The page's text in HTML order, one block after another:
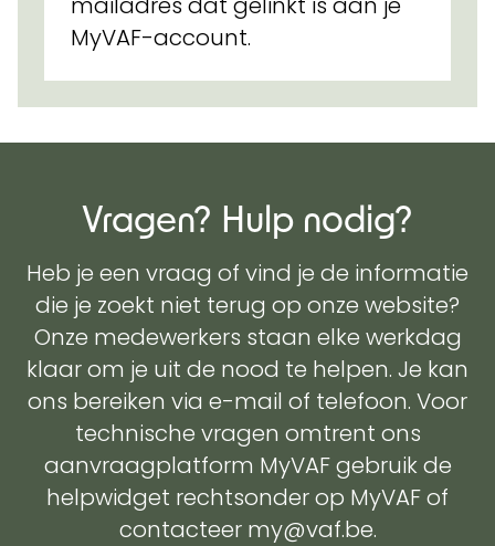
MyVAF-account.
Vragen? Hulp nodig?
Heb je een vraag of vind je de informatie
die je zoekt niet terug op onze website?
Onze medewerkers staan elke werkdag
klaar om je uit de nood te helpen. Je kan
ons bereiken via e-mail of telefoon. Voor
technische vragen omtrent ons
aanvraagplatform MyVAF gebruik de
helpwidget rechtsonder op MyVAF of
contacteer my@vaf.be.